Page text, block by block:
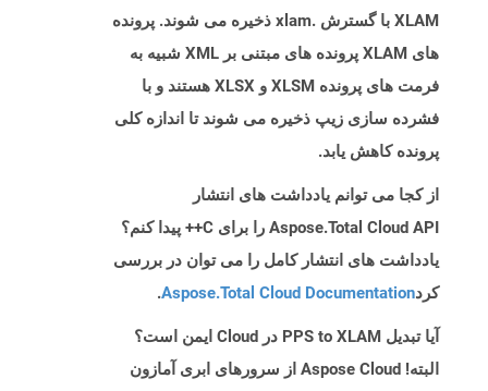
XLAM با گسترش .xlam ذخیره می شوند. پرونده
های XLAM پرونده های مبتنی بر XML شبیه به
فرمت های پرونده XLSM و XLSX هستند و با
فشرده سازی زیپ ذخیره می شوند تا اندازه کلی
پرونده کاهش یابد.
از کجا می توانم یادداشت های انتشار
Aspose.Total Cloud API را برای C++ پیدا کنم؟
یادداشت های انتشار کامل را می توان در بررسی
کردAspose.Total Cloud Documentation
.
آیا تبدیل PPS to XLAM در Cloud ایمن است؟
البته! Aspose Cloud از سرورهای ابری آمازون